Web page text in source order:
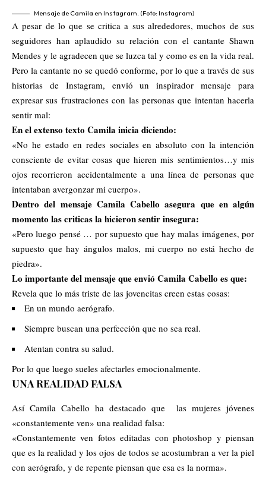
Mensaje de Camila en Instagram. (Foto: Instagram)
A pesar de lo que se critica a sus alrededores, muchos de sus
seguidores han aplaudido su relación con el cantante Shawn
Mendes y le agradecen que se luzca tal y como es en la vida real.
Pero la cantante no se quedó conforme, por lo que a través de sus
historias de Instagram, envió un inspirador mensaje para
expresar sus frustraciones con las personas que intentan hacerla
sentir mal:
En el extenso texto Camila inicia diciendo:
«No he estado en redes sociales en absoluto con la intención
consciente de evitar cosas que hieren mis sentimientos…y mis
ojos recorrieron accidentalmente a una línea de personas que
intentaban avergonzar mi cuerpo».
Dentro del mensaje Camila Cabello asegura que en algún
momento las criticas la hicieron sentir insegura:
«Pero luego pensé … por supuesto que hay malas imágenes, por
supuesto que hay ángulos malos, mi cuerpo no está hecho de
piedra».
Lo importante del mensaje que envió Camila Cabello es que:
Revela que lo más triste de las jovencitas creen estas cosas:
En un mundo aerógrafo.
Siempre buscan una perfección que no sea real.
Atentan contra su salud.
Por lo que luego sueles afectarles emocionalmente.
UNA REALIDAD FALSA
Así Camila Cabello ha destacado que las mujeres jóvenes
«constantemente ven» una realidad falsa:
«Constantemente ven fotos editadas con photoshop y piensan
que es la realidad y los ojos de todos se acostumbran a ver la piel
con aerógrafo, y de repente piensan que esa es la norma».